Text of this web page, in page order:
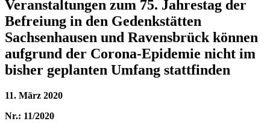
Veranstaltungen zum 75. Jahrestag der
Befreiung in den Gedenkstätten
Sachsenhausen und Ravensbrück können
aufgrund der Corona-Epidemie nicht im
bisher geplanten Umfang stattfinden
11. März 2020
Nr.: 11/2020